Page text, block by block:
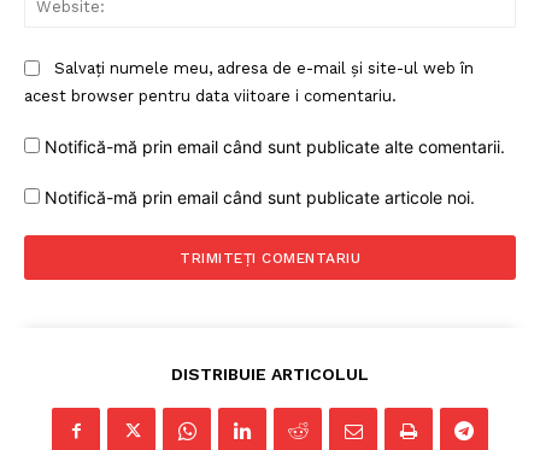
Salvați numele meu, adresa de e-mail și site-ul web în
acest browser pentru data viitoare i comentariu.
Notifică-mă prin email când sunt publicate alte comentarii.
Notifică-mă prin email când sunt publicate articole noi.
DISTRIBUIE ARTICOLUL